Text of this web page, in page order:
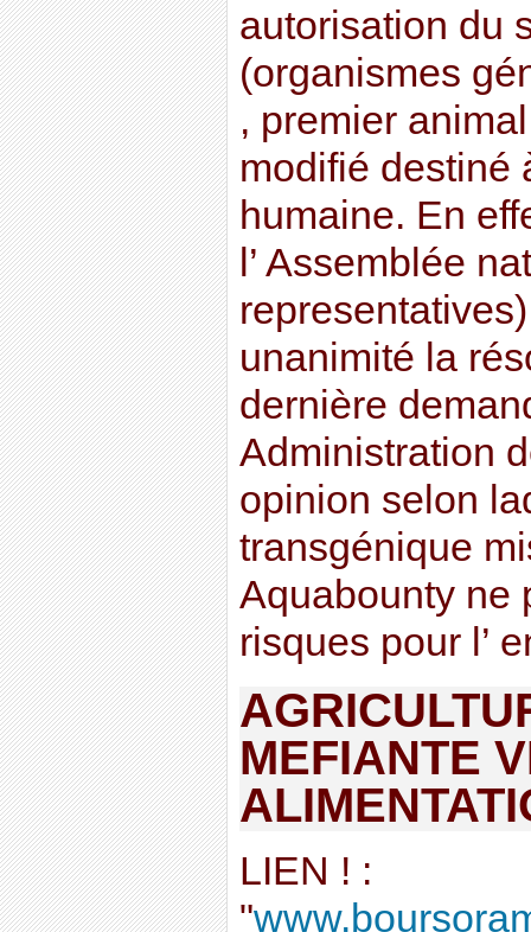
autorisation du
(organismes
, premier
modifié destiné
humaine. En
l’ Assemblée
unanimité la
dernière
Administration
opinion selon
transgénique
Aquabounty ne
risques pour l’
MEFIANTE
LIEN ! :
"